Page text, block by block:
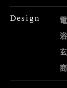
Design